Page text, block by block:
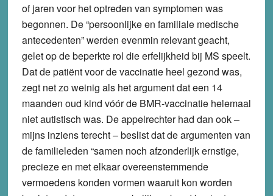
of jaren voor het optreden van symptomen was
begonnen. De “persoonlijke en familiale medische
antecedenten” werden evenmin relevant geacht,
gelet op de beperkte rol die erfelijkheid bij MS speelt.
Dat de patiënt voor de vaccinatie heel gezond was,
zegt net zo weinig als het argument dat een 14
maanden oud kind vóór de BMR-vaccinatie helemaal
niet autistisch was. De appelrechter had dan ook –
mijns inziens terecht – beslist dat de argumenten van
de familieleden “samen noch afzonderlijk ernstige,
precieze en met elkaar overeenstemmende
vermoedens konden vormen waaruit kon worden